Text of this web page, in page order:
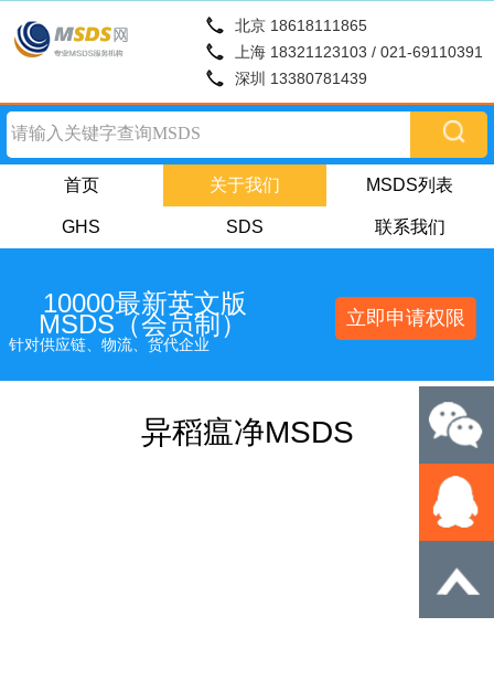
北京 18618111865
上海 18321123103 / 021-69110391
深圳 13380781439
首页 关于我们 MSDS列表
GHS SDS 联系我们
10000最新英文版
MSDS（会员制）
针对供应链、物流、货代企业
立即申请权限
异稻瘟净MSDS